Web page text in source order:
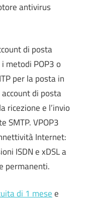
antivirus
di posta
metodi POP3 o
per la posta in
di posta
ricezione e l’invio
SMTP. VPOP3
Internet:
ISDN e xDSL a
permanenti.
di 1 mesee